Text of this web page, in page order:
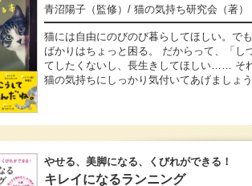
青沼陽子 （監修） / 猫の気持ち研究会 （著）
猫には自由にのびのび暮らしてほしい。で
ばかりはちょっと困る。 だからって、「し
てしたくないし、長生きしてほしい…… そ
猫の気持ちにしっかり気付いてあげましょ
やせる、美脚になる、くびれができる！
キレイになるランニング